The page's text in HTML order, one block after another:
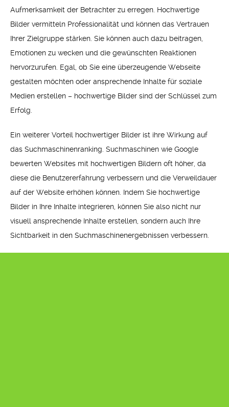
Aufmerksamkeit der Betrachter zu erregen. Hochwertige
Bilder vermitteln Professionalität und können das Vertrauen
Ihrer Zielgruppe stärken. Sie können auch dazu beitragen,
Emotionen zu wecken und die gewünschten Reaktionen
hervorzurufen. Egal, ob Sie eine überzeugende Webseite
gestalten möchten oder ansprechende Inhalte für soziale
Medien erstellen – hochwertige Bilder sind der Schlüssel zum
Erfolg.
Ein weiterer Vorteil hochwertiger Bilder ist ihre Wirkung auf
das Suchmaschinenranking. Suchmaschinen wie Google
bewerten Websites mit hochwertigen Bildern oft höher, da
diese die Benutzererfahrung verbessern und die Verweildauer
auf der Website erhöhen können. Indem Sie hochwertige
Bilder in Ihre Inhalte integrieren, können Sie also nicht nur
visuell ansprechende Inhalte erstellen, sondern auch Ihre
Sichtbarkeit in den Suchmaschinenergebnissen verbessern.